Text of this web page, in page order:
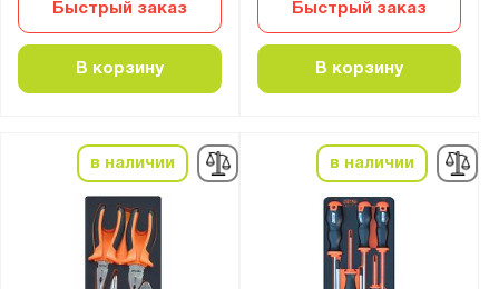
Быстрый заказ
В корзину
Быстрый заказ
В корзину
в наличии в наличии